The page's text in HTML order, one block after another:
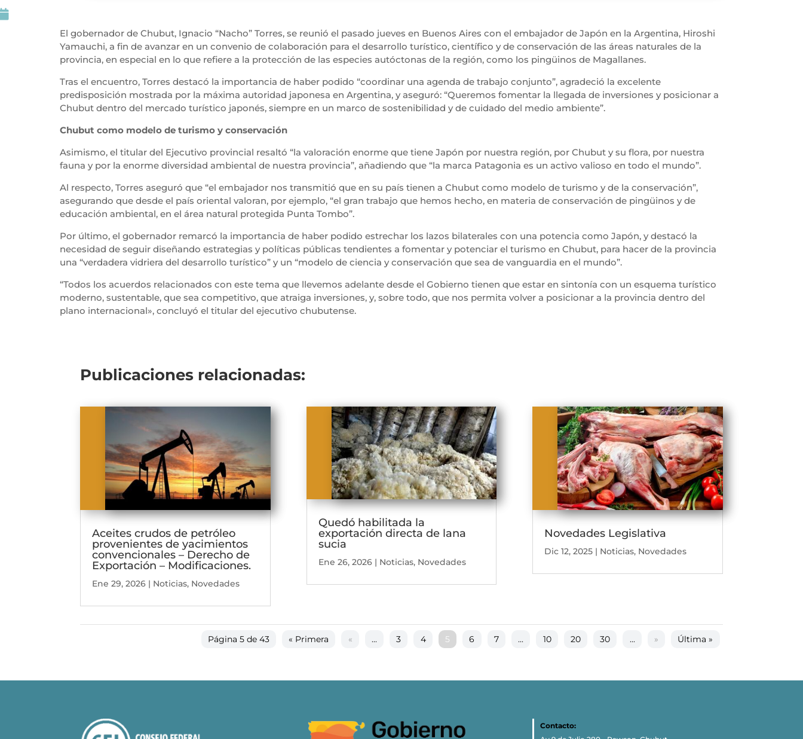
El gobernador de Chubut, Ignacio “Nacho” Torres, se reunió el pasado jueves en Buenos Aires con el embajador de Japón en la Argentina, Hiroshi
Yamauchi, a fin de avanzar en un convenio de colaboración para el desarrollo turístico, científico y de conservación de las áreas naturales de la
provincia, en especial en lo que refiere a la protección de las especies autóctonas de la región, como los pingüinos de Magallanes.
Tras el encuentro, Torres destacó la importancia de haber podido “coordinar una agenda de trabajo conjunto”, agradeció la excelente
predisposición mostrada por la máxima autoridad japonesa en Argentina, y aseguró: “Queremos fomentar la llegada de inversiones y posicionar a
Chubut dentro del mercado turístico japonés, siempre en un marco de sostenibilidad y de cuidado del medio ambiente”.
Chubut como modelo de turismo y conservación
Asimismo, el titular del Ejecutivo provincial resaltó “la valoración enorme que tiene Japón por nuestra región, por Chubut y su flora, por nuestra
fauna y por la enorme diversidad ambiental de nuestra provincia”, añadiendo que “la marca Patagonia es un activo valioso en todo el mundo”.
Al respecto, Torres aseguró que “el embajador nos transmitió que en su país tienen a Chubut como modelo de turismo y de la conservación”,
asegurando que desde el país oriental valoran, por ejemplo, “el gran trabajo que hemos hecho, en materia de conservación de pingüinos y de
educación ambiental, en el área natural protegida Punta Tombo”.
Por último, el gobernador remarcó la importancia de haber podido estrechar los lazos bilaterales con una potencia como Japón, y destacó la
necesidad de seguir diseñando estrategias y políticas públicas tendientes a fomentar y potenciar el turismo en Chubut, para hacer de la provincia
una “verdadera vidriera del desarrollo turístico” y un “modelo de ciencia y conservación que sea de vanguardia en el mundo”.
“Todos los acuerdos relacionados con este tema que llevemos adelante desde el Gobierno tienen que estar en sintonía con un esquema turístico
moderno, sustentable, que sea competitivo, que atraiga inversiones, y, sobre todo, que nos permita volver a posicionar a la provincia dentro del
plano internacional», concluyó el titular del ejecutivo chubutense.
Publicaciones relacionadas:
Aceites crudos de petróleo
provenientes de yacimientos
convencionales – Derecho de
Exportación – Modificaciones.
Ene 29, 2026 | Noticias, Novedades
Quedó habilitada la
exportación directa de lana
sucia
Ene 26, 2026| Noticias, Novedades
Novedades Legislativa
Dic 12, 2025| Noticias, Novedades
Página 5 de 43 « Primera « ... 3 4 5 6 7 ... 10 20 30 ... » Última »
Contacto: